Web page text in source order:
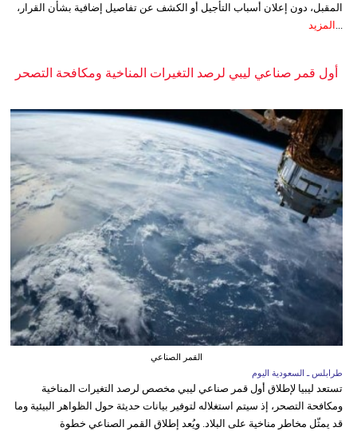
المقبل، دون إعلان أسباب التأجيل أو الكشف عن تفاصيل إضافية بشأن القرار،
المزيد
أول قمر صناعي ليبي لرصد التغيرات المناخية ومكافحة التصحر
القمر الصناعي
طرابلس ـ السعودية اليوم
تستعد ليبيا لإطلاق أول قمر صناعي ليبي مخصص لرصد التغيرات المناخية
ومكافحة التصحر، إذ سيتم استغلاله لتوفير بيانات حديثة حول الظواهر البيئية وما
قد يمثّل مخاطر مناخية على البلاد. ويُعد إطلاق القمر الصناعي خطوة